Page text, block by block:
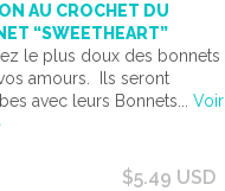
AU CROCHET DU
“SWEETHEART”
le plus doux des bonnets
amours. Ils seront
avec leurs Bonnets... Voir
$5.49 USD